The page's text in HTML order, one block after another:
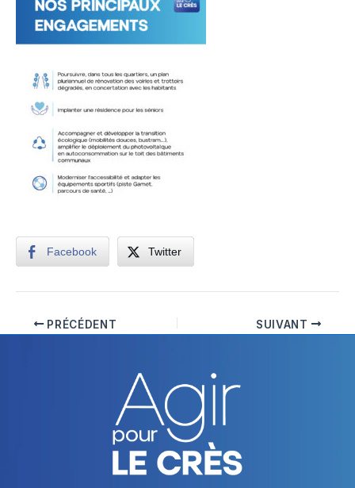
Facebook Twitter
PRÉCÉDENT SUIVANT